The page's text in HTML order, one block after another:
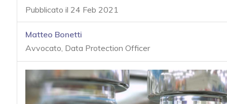
Pubblicato il 24 Feb 2021
Matteo Bonetti
Avvocato, Data Protection Officer